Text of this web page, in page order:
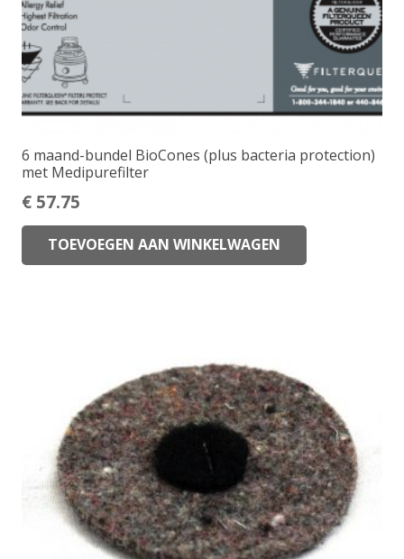
6 maand-bundel BioCones (plus bacteria protection)
met Medipurefilter
€ 57.75
TOEVOEGEN AAN WINKELWAGEN